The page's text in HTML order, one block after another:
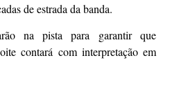
de estrada da banda.
na pista para garantir que
contará com interpretação em